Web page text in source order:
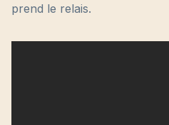
prend le relais.